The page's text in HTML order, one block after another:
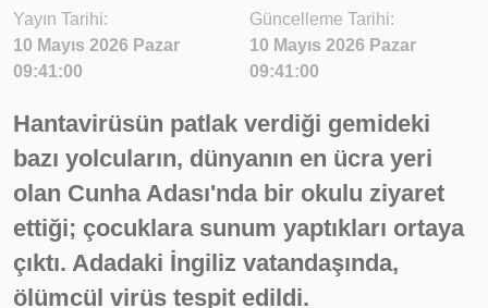
Yayın Tarihi:
10 Mayıs 2026 Pazar
09:41:00
Güncelleme Tarihi:
10 Mayıs 2026 Pazar
09:41:00
Hantavirüsün patlak verdiği gemideki
bazı yolcuların, dünyanın en ücra yeri
olan Cunha Adası'nda bir okulu ziyaret
ettiği; çocuklara sunum yaptıkları ortaya
çıktı. Adadaki İngiliz vatandaşında,
ölümcül virüs tespit edildi.